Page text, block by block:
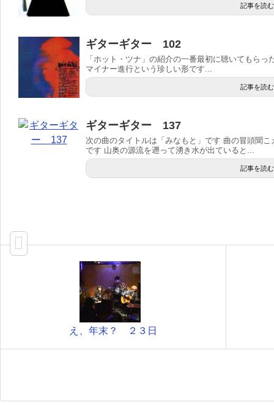
記事を読む
ギターギター 102
「ホット・ツナ」の紹介の一番最初に聴いてもら
マイナー進行という珍しい形です...
記事を読む
ギターギター 137
次の曲のタイトルは「みなもと」です 曲の冒頭聞
です 山奥の源流を遡って湧き水が出ていると...
記事を読む
え、年末？ ２３日